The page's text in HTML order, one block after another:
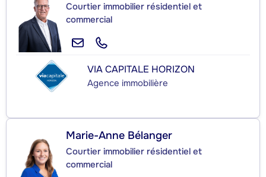
Courtier immobilier résidentiel et
commercial
VIA CAPITALE HORIZON
Agence immobilière
Marie-Anne Bélanger
Courtier immobilier résidentiel et
commercial